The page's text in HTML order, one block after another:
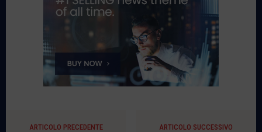
ARTICOLO PRECEDENTE ARTICOLO SUCCESSIVO